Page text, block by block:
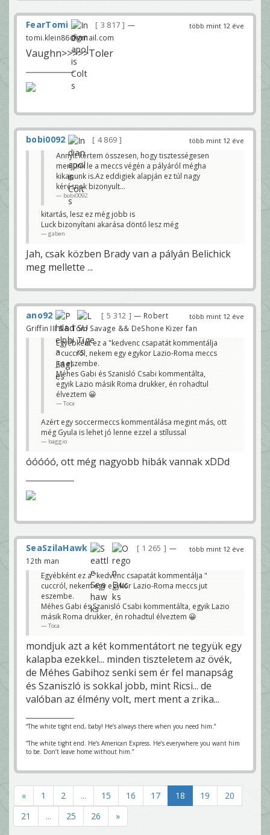
több mint 12 éve
FearTomi 3 817
—
tomi.klein86@gmail.com
Vaughn>>>>>Toler
több mint 12 éve
bobi0092
4 869
Annyit kértem összesen, hogy tisztességesen
menjünk le a meccs végén a pályáról mégha
kikapunk is.Az eddigiek alapján ez túl nagy
kérésnek bizonyult...
bobi0092
kitartás, lesz ez még jobb is
Luck bizonyítani akarása döntő lesz még
gaben
Jah, csak közben Brady van a pályán Belichick
meg mellette ...
több mint 12 éve
ano92 5 312
— Robert
Griffin III && Tom Savage && DeShone Kizer fan
Egyébként ez a "kedvenc csapatát kommentálja
" cuccról, nekem egy egykor Lazio-Roma meccs
jut eszembe.
Méhes Gabi és Szanisló Csabi kommentálta,
egyik Lazio másik Roma drukker, én rohadtul
élveztem 😀
Toca
Azért egy soccermeccs kommentálása megint más, ott
még Gyula is lehet jó lenne ezzel a stílussal
baggio
óóóóó, ott még nagyobb hibák vannak xDDd
több mint 12 éve
SeaSzilaHawk 1 265
—
12th man
Egyébként ez a "kedvenc csapatát kommentálja "
cuccról, nekem egy egykor Lazio-Roma meccs jut
eszembe.
Méhes Gabi és Szanisló Csabi kommentálta, egyik Lazio
másik Roma drukker, én rohadtul élveztem 😀
Toca
mondjuk azt a két kommentátort ne tegyük egy
kalapba ezekkel... minden tiszteletem az övék,
de Méhes Gabihoz senki sem ér fel manapság
és Szaniszló is sokkal jobb, mint Ricsi... de
valóban az élmény volt, mert ment a zrika...
“The white tight end, baby! He’s always there when you need him.”
“The white tight end. He’s American Express. He’s everywhere you want him
to be. Don’t leave home without him.”
« 1 2 ... 15 16 17 18 19
20
21
... 25 26 »